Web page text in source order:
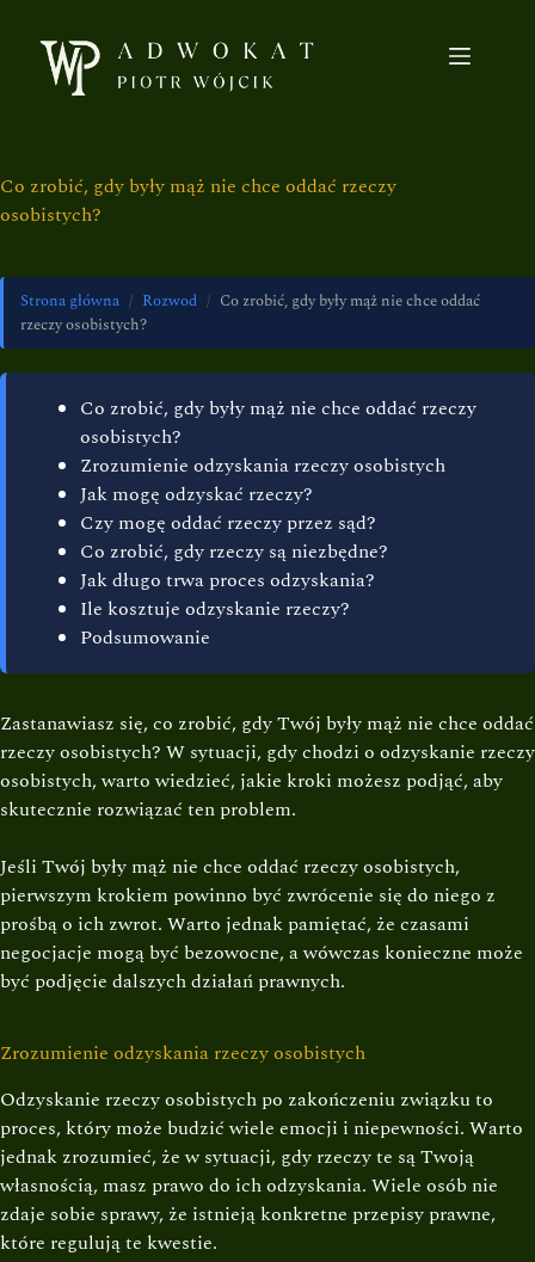
Co zrobić, gdy były mąż nie chce oddać rzeczy
osobistych?
Strona główna / Rozwod / Co zrobić, gdy były mąż nie chce oddać
rzeczy osobistych?
Co zrobić, gdy były mąż nie chce oddać rzeczy
osobistych?
Zrozumienie odzyskania rzeczy osobistych
Jak mogę odzyskać rzeczy?
Czy mogę oddać rzeczy przez sąd?
Co zrobić, gdy rzeczy są niezbędne?
Jak długo trwa proces odzyskania?
Ile kosztuje odzyskanie rzeczy?
Podsumowanie
Zastanawiasz się, co zrobić, gdy Twój były mąż nie chce oddać
rzeczy osobistych? W sytuacji, gdy chodzi o odzyskanie rzeczy
osobistych, warto wiedzieć, jakie kroki możesz podjąć, aby
skutecznie rozwiązać ten problem.
Jeśli Twój były mąż nie chce oddać rzeczy osobistych,
pierwszym krokiem powinno być zwrócenie się do niego z
prośbą o ich zwrot. Warto jednak pamiętać, że czasami
negocjacje mogą być bezowocne, a wówczas konieczne może
być podjęcie dalszych działań prawnych.
Zrozumienie odzyskania rzeczy osobistych
Odzyskanie rzeczy osobistych po zakończeniu związku to
proces, który może budzić wiele emocji i niepewności. Warto
jednak zrozumieć, że w sytuacji, gdy rzeczy te są Twoją
własnością, masz prawo do ich odzyskania. Wiele osób nie
zdaje sobie sprawy, że istnieją konkretne przepisy prawne,
które regulują te kwestie.